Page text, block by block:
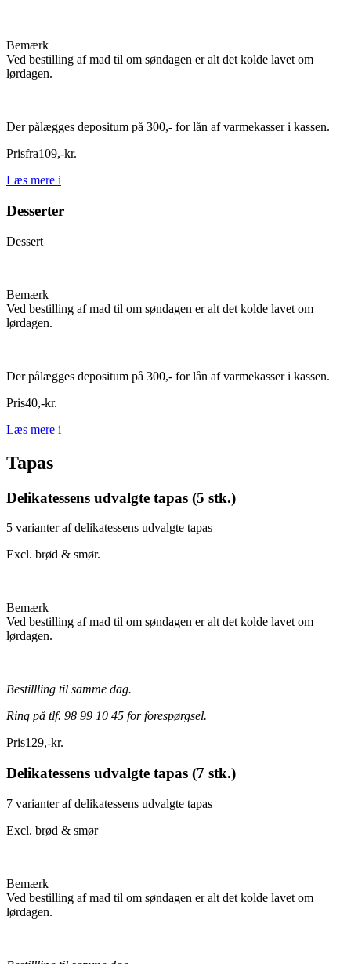
Bemærk
Ved bestilling af mad til om søndagen er alt det kolde lavet om
lørdagen.
Der pålægges depositum på 300,- for lån af varmekasser i kassen.
Prisfra109,-kr.
Læs mere i
Desserter
Dessert
Bemærk
Ved bestilling af mad til om søndagen er alt det kolde lavet om
lørdagen.
Der pålægges depositum på 300,- for lån af varmekasser i kassen.
Pris40,-kr.
Læs mere i
Tapas
Delikatessens udvalgte tapas (5 stk.)
5 varianter af delikatessens udvalgte tapas
Excl. brød & smør.
Bemærk
Ved bestilling af mad til om søndagen er alt det kolde lavet om
lørdagen.
Bestillling til samme dag.
Ring på tlf. 98 99 10 45 for forespørgsel.
Pris129,-kr.
Delikatessens udvalgte tapas (7 stk.)
7 varianter af delikatessens udvalgte tapas
Excl. brød & smør
Bemærk
Ved bestilling af mad til om søndagen er alt det kolde lavet om
lørdagen.